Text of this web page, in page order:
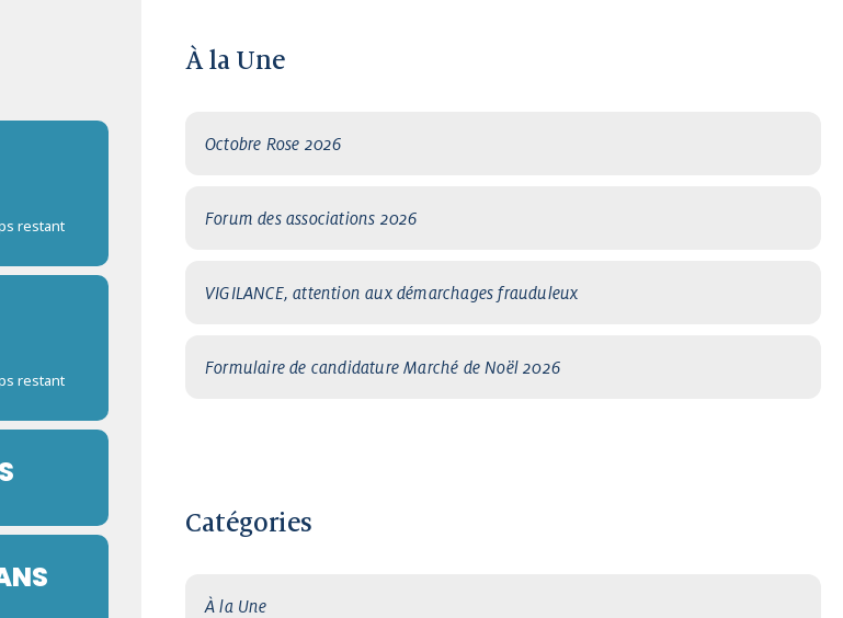
restant
restant
À la Une
Octobre Rose 2026
Forum des associations 2026
VIGILANCE, attention aux démarchages frauduleux
Formulaire de candidature Marché de Noël 2026
Catégories
À la Une